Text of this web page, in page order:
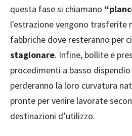
questa fase si chiamano
l'estrazione vengono trasferite
fabbriche dove resteranno per
stagionare. Infine, bollite e
procedimenti a basso
perderanno la loro curvatura
pronte per venire lavorate
destinazioni d’utilizzo.